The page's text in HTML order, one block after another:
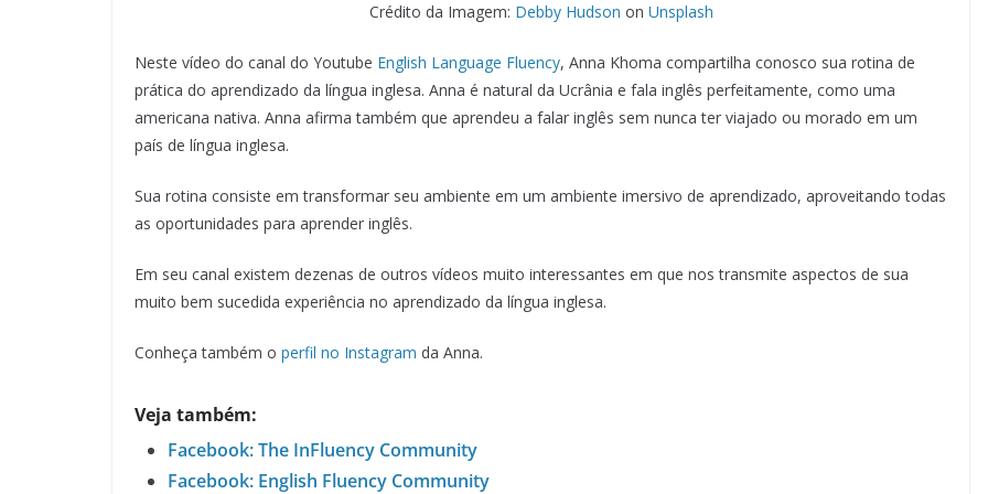
Crédito da Imagem: Debby Hudson on Unsplash
Neste vídeo do canal do Youtube English Language Fluency, Anna Khoma compartilha conosco sua rotina de
prática do aprendizado da língua inglesa. Anna é natural da Ucrânia e fala inglês perfeitamente, como uma
americana nativa. Anna afirma também que aprendeu a falar inglês sem nunca ter viajado ou morado em um
país de língua inglesa.
Sua rotina consiste em transformar seu ambiente em um ambiente imersivo de aprendizado, aproveitando todas
as oportunidades para aprender inglês.
Em seu canal existem dezenas de outros vídeos muito interessantes em que nos transmite aspectos de sua
muito bem sucedida experiência no aprendizado da língua inglesa.
Conheça também o perfil no Instagram da Anna.
Veja também:
Facebook: The InFluency Community
Facebook: English Fluency Community